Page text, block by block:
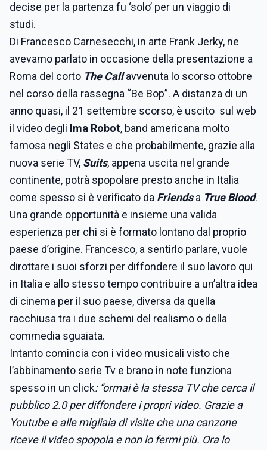
decise per la partenza fu ‘solo’ per un viaggio di
studi.
Di Francesco Carnesecchi, in arte Frank Jerky, ne
avevamo parlato in occasione della presentazione a
Roma del corto The Callavvenuta lo scorso ottobre
nel corso della rassegna “Be Bop”. A distanza di un
anno quasi, il 21 settembre scorso, è uscito sul web
il video degli Ima Robot, band americana molto
famosa negli States e che probabilmente, grazie alla
nuova serie TV, Suits, appena uscita nel grande
continente, potrà spopolare presto anche in Italia
come spesso si è verificato da Friendsa True Blood.
Una grande opportunità e insieme una valida
esperienza per chi si è formato lontano dal proprio
paese d’origine. Francesco, a sentirlo parlare, vuole
dirottare i suoi sforzi per diffondere il suo lavoro qui
in Italia e allo stesso tempo contribuire a un’altra idea
di cinema per il suo paese, diversa da quella
racchiusa tra i due schemi del realismo o della
commedia sguaiata.
Intanto comincia con i video musicali visto che
l’abbinamento serie Tv e brano in note funziona
spesso in un click: “ormai è la stessa TV che cerca il
pubblico 2.0 per diffondere i propri video. Grazie a
Youtube e alle migliaia di visite che una canzone
riceve il video spopola e non lo fermi più. Ora lo